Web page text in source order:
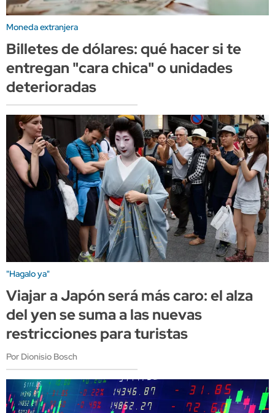
Moneda extranjera
Billetes de dólares: qué hacer si te
entregan "cara chica" o unidades
deterioradas
"Hagalo ya"
Viajar a Japón será más caro: el alza
del yen se suma a las nuevas
restricciones para turistas
Por Dionisio Bosch